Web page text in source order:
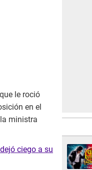
le roció
en el
ministra
ciego a su